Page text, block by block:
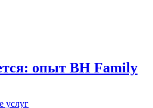
опыт BH Family